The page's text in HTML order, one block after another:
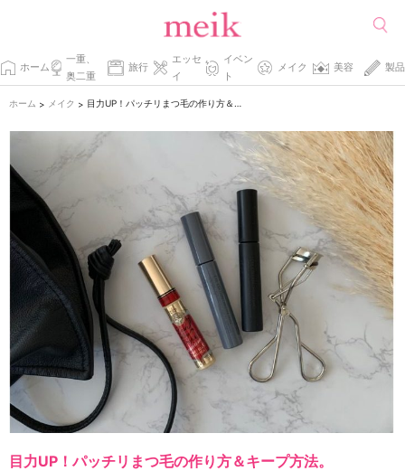
ホーム
一重、
奥二重
旅行
エッセ
イ
イベン
ト
メイク 美容 製品
ホーム > メイク > 目力UP！パッチリまつ毛の作り方＆キープ方法。マスクメイクにも♡
目力UP！パッチリまつ毛の作り方＆キープ方法。